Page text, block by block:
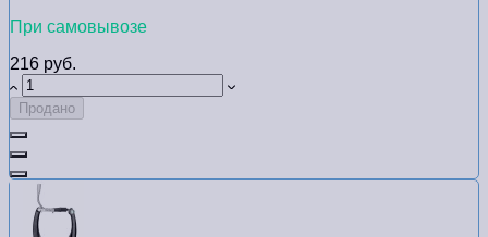
При самовывозе
216 руб.
Продано